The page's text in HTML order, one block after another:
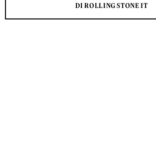
DI ROLLING STONE IT